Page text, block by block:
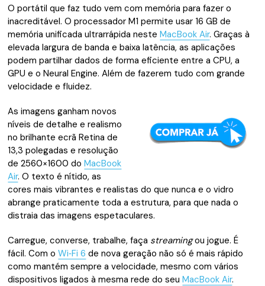
O portátil que faz tudo vem com memória para fazer o
inacreditável. O processador M1 permite usar 16 GB de
memória unificada ultrarrápida nesteMacBook Air. Graças à
elevada largura de banda e baixa latência, as aplicações
podem partilhar dados de forma eficiente entre a CPU, a
GPU e o Neural Engine. Além de fazerem tudo com grande
velocidade e fluidez.
As imagens ganham novos
níveis de detalhe e realismo
no brilhante ecrã Retina de
13,3 polegadas e resolução
de 2560×1600 doMacBook
Air. O texto é nítido, as
cores mais vibrantes e realistas do que nunca e o vidro
abrange praticamente toda a estrutura, para que nada o
distraia das imagens espetaculares.
Carregue, converse, trabalhe, faça streamingou jogue. É
fácil. Com oWi‑Fi 6 de nova geração não só é mais rápido
como mantém sempre a velocidade, mesmo com vários
dispositivos ligados à mesma rede do seuMacBook Air.